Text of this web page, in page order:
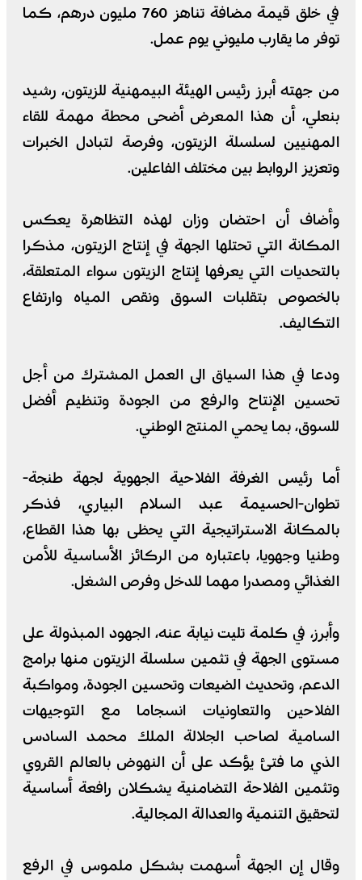
في خلق قيمة مضافة تناهز 760 مليون درهم، كما
توفر ما يقارب مليوني يوم عمل.
من جهته أبرز رئيس الهيئة البيمهنية للزيتون، رشيد
بنعلي، أن هذا المعرض أضحى محطة مهمة للقاء
المهنيين لسلسلة الزيتون، وفرصة لتبادل الخبرات
وتعزيز الروابط بين مختلف الفاعلين.
وأضاف أن احتضان وزان لهذه التظاهرة يعكس
المكانة التي تحتلها الجهة في إنتاج الزيتون، مذكرا
بالتحديات التي يعرفها إنتاج الزيتون سواء المتعلقة،
بالخصوص بتقلبات السوق ونقص المياه وارتفاع
التكاليف.
ودعا في هذا السياق الى العمل المشترك من أجل
تحسين الإنتاح والرفع من الجودة وتنظيم أفضل
للسوق، بما يحمي المنتج الوطني.
أما رئيس الغرفة الفلاحية الجهوية لجهة طنجة-
تطوان-الحسيمة عبد السلام البياري، فذكر
بالمكانة الاستراتيجية التي يحظى بها هذا القطاع،
وطنيا وجهويا، باعتباره من الركائز الأساسية للأمن
الغذائي ومصدرا مهما للدخل وفرص الشغل.
وأبرز، في كلمة تليت نيابة عنه، الجهود المبذولة على
مستوى الجهة في تثمين سلسلة الزيتون منها برامج
الدعم، وتحديث الضيعات وتحسين الجودة، ومواكبة
الفلاحين والتعاونيات انسجاما مع التوجيهات
السامية لصاحب الجلالة الملك محمد السادس
الذي ما فتئ يؤكد على أن النهوض بالعالم القروي
وتثمين الفلاحة التضامنية يشكلان رافعة أساسية
لتحقيق التنمية والعدالة المجالية.
وقال إن الجهة أسهمت بشكل ملموس في الرفع